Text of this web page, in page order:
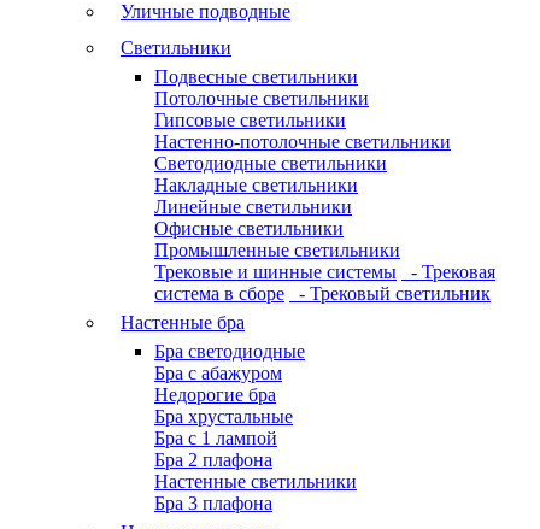
Уличные подводные
Светильники
Подвесные светильники
Потолочные светильники
Гипсовые светильники
Настенно-потолочные светильники
Светодиодные светильники
Накладные светильники
Линейные светильники
Офисные светильники
Промышленные светильники
Трековые и шинные системы
- Трековая
система в сборе
- Трековый светильник
Настенные бра
Бра светодиодные
Бра с абажуром
Недорогие бра
Бра хрустальные
Бра с 1 лампой
Бра 2 плафона
Настенные светильники
Бра 3 плафона